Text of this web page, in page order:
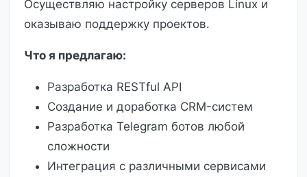
Осуществляю настройку серверов Linux и
оказываю поддержку проектов.
Что я предлагаю:
Разработка RESTful API
Создание и доработка CRM-систем
Разработка Telegram ботов любой
сложности
Интеграция с различными сервисами